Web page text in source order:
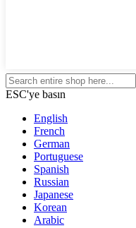
ESC'ye basın
English
French
German
Portuguese
Spanish
Russian
Japanese
Korean
Arabic